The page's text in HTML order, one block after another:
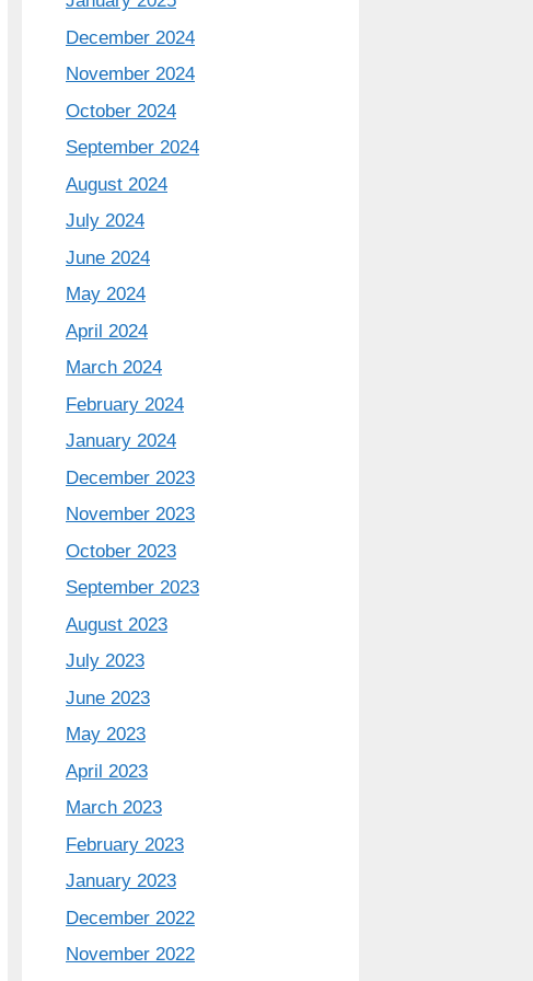
December 2024
November 2024
October 2024
September 2024
August 2024
July 2024
June 2024
May 2024
April 2024
March 2024
February 2024
January 2024
December 2023
November 2023
October 2023
September 2023
August 2023
July 2023
June 2023
May 2023
April 2023
March 2023
February 2023
January 2023
December 2022
November 2022